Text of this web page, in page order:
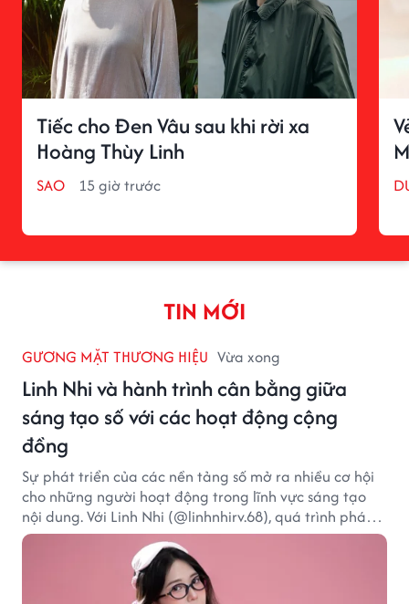
Tiếc cho Đen Vâu sau khi rời xa
Hoàng Thùy Linh
SAO 15 giờ trước
TIN MỚI
GƯƠNG MẶT THƯƠNG HIỆU Vừa xong
Linh Nhi và hành trình cân bằng giữa
sáng tạo số với các hoạt động cộng
đồng
Sự phát triển của các nền tảng số mở ra nhiều cơ hội
cho những người hoạt động trong lĩnh vực sáng tạo
nội dung. Với Linh Nhi (@linhnhirv.68), quá trình phát
triển nội dung trên mạng xã hội được kết hợp cùng
các dự án truyền thông và hoạt động hướng đến cộng
đồng. Hiện cô hoạt động trong các lĩnh vực beauty,
lifestyle và fashion, đồng thời tham gia một số chương